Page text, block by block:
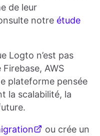
de leur
notre étude
Logto n’est pas
AWS
plateforme pensée
la scalabilité, la
ou crée un